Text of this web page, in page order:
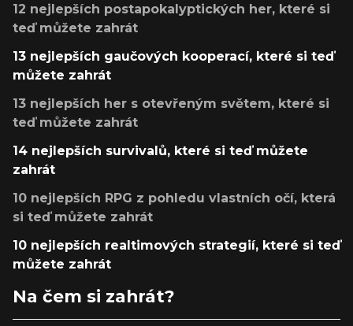
12 nejlepších postapokalyptických her, které si
teď můžete zahrát
13 nejlepších gaučových kooperací, které si teď
můžete zahrát
13 nejlepších her s otevřeným světem, které si
teď můžete zahrát
14 nejlepších survivalů, které si teď můžete
zahrát
10 nejlepších RPG z pohledu vlastních očí, která
si teď můžete zahrát
10 nejlepších realtimových strategií, které si teď
můžete zahrát
Na čem si zahrát?